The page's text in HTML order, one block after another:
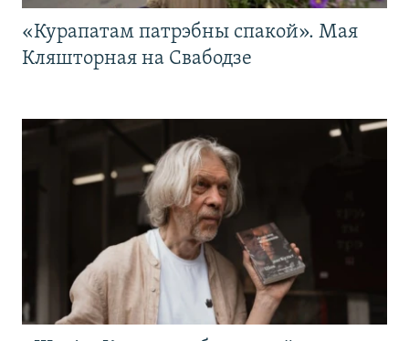
«Курапатам патрэбны спакой». Мая
Кляшторная на Свабодзе